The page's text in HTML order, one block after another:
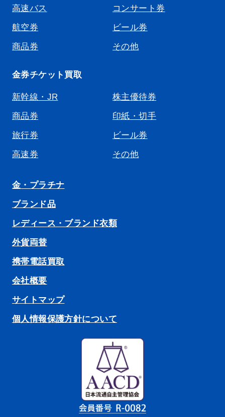
高速バス
コンサート券
航空券
ビール券
商品券
その他
金券チケット買取
新幹線・JR
株主優待券
商品券
印紙・切手
旅行券
ビール券
高速券
その他
金・プラチナ
ブランド品
レディース・ブランド衣類
外貨両替
携帯電話買取
会社概要
サイトマップ
個人情報保護方針について